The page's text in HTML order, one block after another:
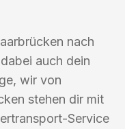
nach
auch dein
wir von
stehen dir mit
Service